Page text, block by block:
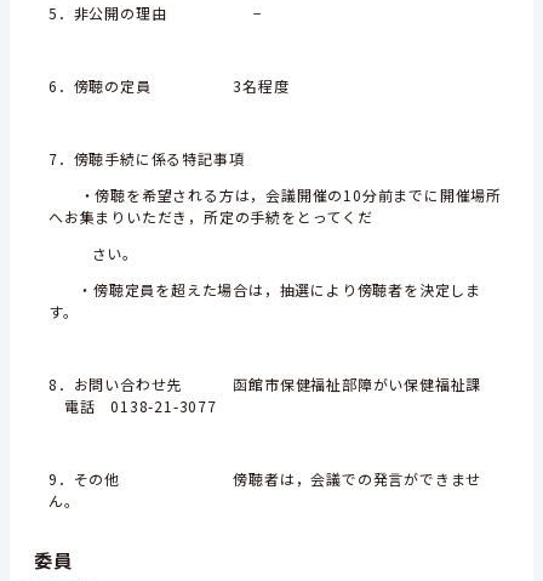
5．非公開の理由 −
6．傍聴の定員 3名程度
7．傍聴手続に係る特記事項
・傍聴を希望される方は，会議開催の10分前までに開催場所
へお集まりいただき，所定の手続をとってくだ
さい。
・傍聴定員を超えた場合は，抽選により傍聴者を決定しま
す。
8．お問い合わせ先 函館市保健福祉部障がい保健福祉課
電話 0138-21-3077
9．その他 傍聴者は，会議での発言ができませ
ん。
委員